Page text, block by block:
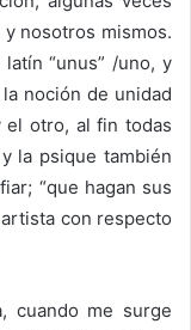
nosotros mismos.
“unus” /uno, y
noción de unidad
otro, al fin todas
la psique también
“que hagan sus
con respecto
cuando me surge